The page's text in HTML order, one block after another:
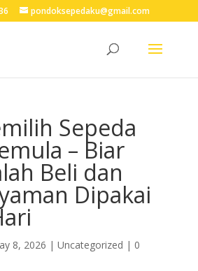
pondoksepedaku@gmail.com
Sepeda
– Biar
Beli dan
Dipakai
8, 2026 | Uncategorized | 0